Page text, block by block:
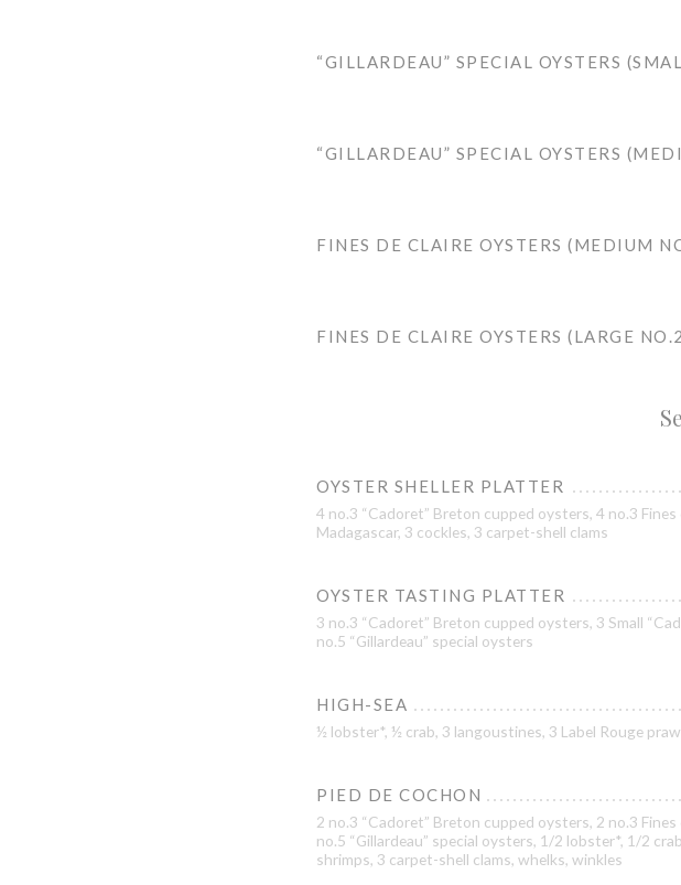
“GILLARDEAU” SPECIAL OYSTERS
“GILLARDEAU” SPECIAL OYSTERS
FINES DE CLAIRE OYSTERS (MEDIUM
FINES DE CLAIRE OYSTERS (LARGE
OYSTER SHELLER PLATTER
4 no.3 “Cadoret” Breton cupped oysters, 4 no.3
Madagascar, 3 cockles, 3 carpet-shell clams
OYSTER TASTING PLATTER
3 no.3 “Cadoret” Breton cupped oysters, 3 Small
no.5 “Gillardeau” special oysters
HIGH-SEA
½ lobster*, ½ crab, 3 langoustines, 3 Label Rouge
PIED DE COCHON
2 no.3 “Cadoret” Breton cupped oysters, 2 no.3
no.5 “Gillardeau” special oysters, 1/2 lobster*, 1/2
shrimps, 3 carpet-shell clams, whelks, winkles